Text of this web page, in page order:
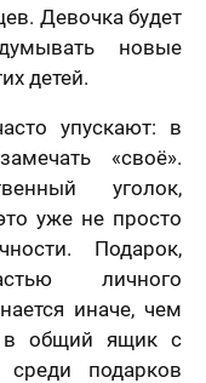
Девочка будет
новые
детей.
упускают: в
«своё».
уголок,
уже не просто
Подарок,
личного
иначе, чем
в общий ящик с
подарков